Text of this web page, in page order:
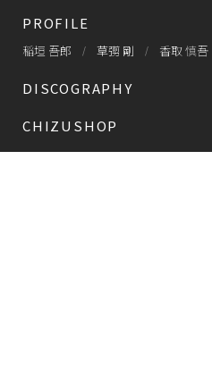
PROFILE
稲垣 吾郎 草彅 剛 香取 慎吾
DISCOGRAPHY
CHIZUSHOP